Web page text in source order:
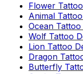
Flower
Animal
Ocean Tattoo
Wolf Tattoo
Lion Tattoo
Dragon
Butterfly